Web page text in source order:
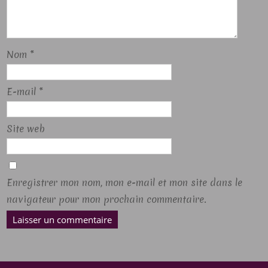
Nom *
E-mail *
Site web
Enregistrer mon nom, mon e-mail et mon site dans le
navigateur pour mon prochain commentaire.